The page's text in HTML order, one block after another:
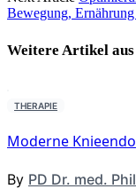
Bewegung,
Weitere Artikel
THERAPIE
Moderne
By PD Dr. med.